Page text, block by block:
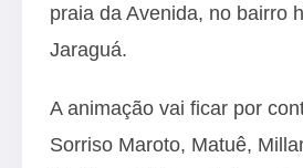
praia da Avenida, no bairro
Jaraguá.
A animação vai ficar por
Sorriso Maroto, Matuê,